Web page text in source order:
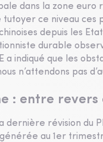
dans la zone euro
tutoyer ce niveau ces
depuis les
durable
a indiqué que les
n’attendons pas
: entre
dernière révision du
générée au 1er